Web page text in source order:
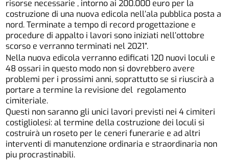
risorse necessarie , intorno ai 200.000 euro per la
costruzione di una nuova edicola nell’ala pubblica posta a
nord. Terminate a tempo di record progettazione e
procedure di appalto i lavori sono iniziati nell’ottobre
scorso e verranno terminati nel 2021”.
Nella nuova edicola verranno edificati 120 nuovi loculi e
48 ossari in questo modo non si dovrebbero avere
problemi per i prossimi anni, soprattutto se si riuscirà a
portare a termine la revisione del regolamento
cimiteriale.
Questi non saranno gli unici lavori previsti nei 4 cimiteri
costigliolesi: al termine della costruzione dei loculi si
costruirà un roseto per le ceneri funerarie e ad altri
interventi di manutenzione ordinaria e straordinaria non
piu procrastinabili.